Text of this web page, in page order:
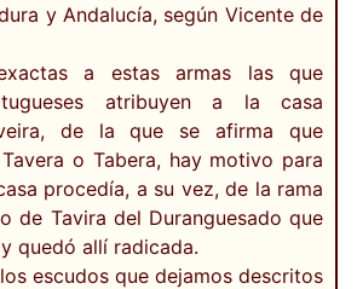
y Andalucía, según Vicente de
a estas armas las que
atribuyen a la casa
de la que se afirma que
o Tabera, hay motivo para
procedía, a su vez, de la rama
de Tavira del Duranguesado que
quedó allí radicada.
escudos que dejamos descritos